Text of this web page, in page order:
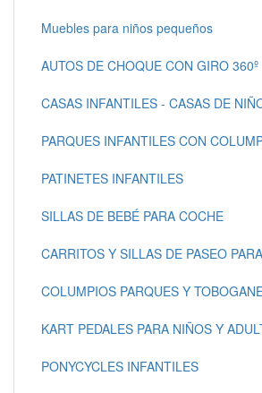
Muebles para niños pequeños
AUTOS DE CHOQUE CON GIRO 360º
CASAS INFANTILES - CASAS DE
PARQUES INFANTILES CON
PATINETES INFANTILES
SILLAS DE BEBÉ PARA COCHE
CARRITOS Y SILLAS DE PASEO
COLUMPIOS PARQUES Y
KART PEDALES PARA NIÑOS Y
PONYCYCLES INFANTILES